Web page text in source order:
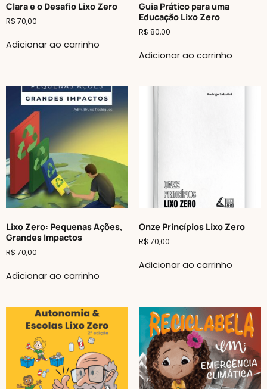
Clara e o Desafio Lixo Zero
R$ 70,00
Adicionar ao carrinho
Guia Prático para uma
Educação Lixo Zero
R$ 80,00
Adicionar ao carrinho
Lixo Zero: Pequenas Ações,
Grandes Impactos
R$ 70,00
Adicionar ao carrinho
Onze Princípios Lixo Zero
R$ 70,00
Adicionar ao carrinho